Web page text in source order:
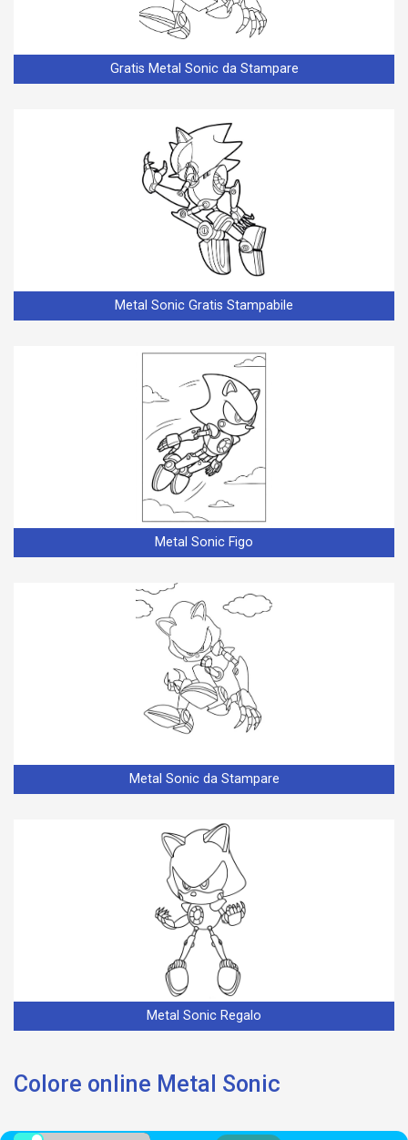
Gratis Metal Sonic da Stampare
Metal Sonic Gratis Stampabile
Metal Sonic Figo
Metal Sonic da Stampare
Metal Sonic Regalo
Colore online Metal Sonic